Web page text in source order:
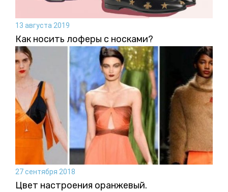
13 августа 2019
Как носить лоферы с носками?
27 сентября 2018
Цвет настроения оранжевый.